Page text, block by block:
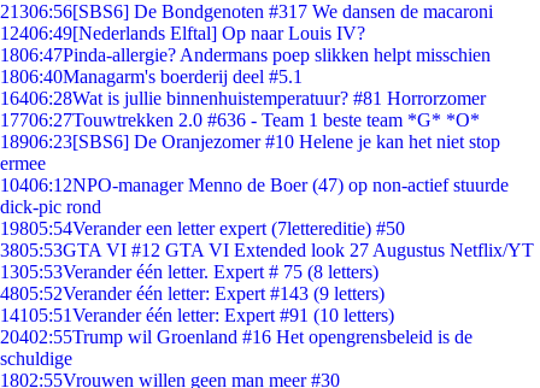
21306:56[SBS6] De Bondgenoten #317 We dansen de macaroni
12406:49[Nederlands Elftal] Op naar Louis IV?
1806:47Pinda-allergie? Andermans poep slikken helpt misschien
1806:40Managarm's boerderij deel #5.1
16406:28Wat is jullie binnenhuistemperatuur? #81 Horrorzomer
17706:27Touwtrekken 2.0 #636 - Team 1 beste team *G* *O*
18906:23[SBS6] De Oranjezomer #10 Helene je kan het niet stop
ermee
10406:12NPO-manager Menno de Boer (47) op non-actief stuurde
dick-pic rond
19805:54Verander een letter expert (7lettereditie) #50
3805:53GTA VI #12 GTA VI Extended look 27 Augustus Netflix/YT
1305:53Verander één letter. Expert # 75 (8 letters)
4805:52Verander één letter: Expert #143 (9 letters)
14105:51Verander één letter: Expert #91 (10 letters)
20402:55Trump wil Groenland #16 Het opengrensbeleid is de
schuldige
1802:55Vrouwen willen geen man meer #30